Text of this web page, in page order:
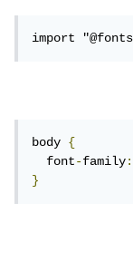
import
body {
  font
-family:
}